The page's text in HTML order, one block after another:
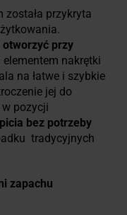
została przykryta
otworzyć przy
nakrętki
na łatwe i szybkie
jej do
pozycji
bez potrzeby
tradycyjnych
zapachu